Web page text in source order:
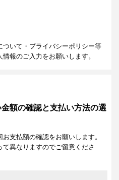
いて・プライバシーポリシー等
報のご入力をお願いします。
額の確認と支払い方法の選
支払額の確認をお願いします。
異なりますのでご留意くださ